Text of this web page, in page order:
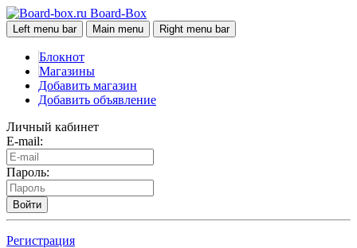
Board-Box
Left menu bar Main menu Right menu bar
Блокнот
Магазины
Добавить магазин
Добавить объявление
Личный кабинет
E-mail:
Пароль:
Войти
Регистрация